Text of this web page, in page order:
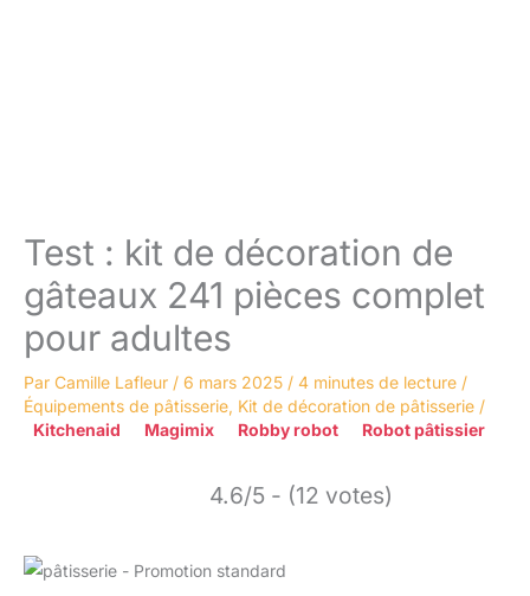
Test : kit de décoration de
gâteaux 241 pièces complet
pour adultes
Par Camille Lafleur / 6 mars 2025 / 4 minutes de lecture /
Équipements de pâtisserie, Kit de décoration de pâtisserie /
Kitchenaid
Magimix Robby robot Robot pâtissier
4.6/5 - (12 votes)